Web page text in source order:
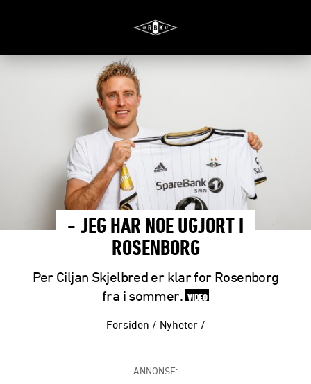
- JEG HAR NOE UGJORT I
ROSENBORG
Per Ciljan Skjelbred er klar for Rosenborg
fra i sommer. VIDEO
Forsiden / Nyheter /
ANNONSE: